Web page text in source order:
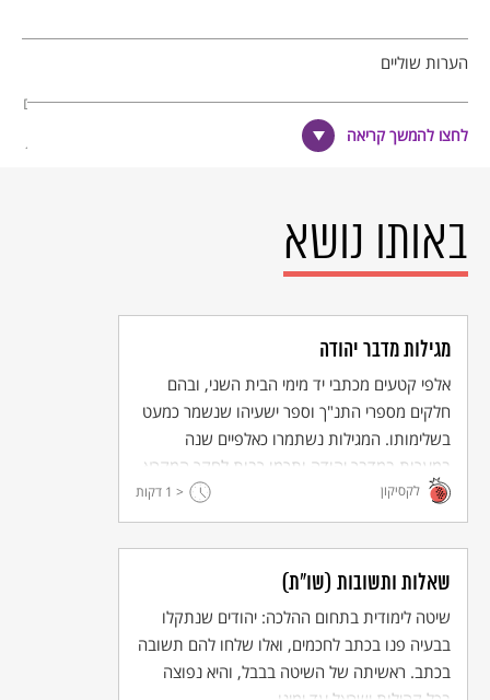
הערות שוליים
במחקר ישנן דעות שונות האם התקנות אכן תוקנו על ידי רבנו גרשום
או שמא יוחסו אליו בתקופה מאוחרת יותר, ראו אברהם גרוסמן,
חסידות ומורדות, הוצאת מרכז זלמן שזר, תשס"ג – 2003, עמ' 122-
הזולת ללא רשותו.
דניאל פרידמן, "מעמד האישה - מונוגמיה ופוליגמיה", בתוך: הרצחת
וגם ירשת, הוצאת דביר, תש"ס -2000, עמ' 298.
גרוסמן, חסידות ומורדות, עמ' 126-133.
בכמה מקהילות המזרח נהגו להתנות בזמן החופה כי הגבר "לא ישא
גרוסמן, חסידות ומורדות, עמ' 136.
לחצו להמשך קריאה
באותו נושא
מגילות מדבר יהודה
אלפי קטעים מכתבי יד מימי הבית השני, ובהם
חלקים מספרי התנ"ך וספר ישעיהו שנשמר כמעט
בשלימותו. המגילות נשתמרו כאלפיים שנה
במערות במדבר יהודה ותרמו רבות לחקר המקרא,
תולדות ישראל והנצרות הקדומה.
לקסיקון < 1 דקות
שאלות ותשובות (שו"ת)
שיטה לימודית בתחום ההלכה: יהודים שנתקלו
בבעיה פנו בכתב לחכמים, ואלו שלחו להם תשובה
בכתב. ראשיתה של השיטה בבבל, והיא נפוצה